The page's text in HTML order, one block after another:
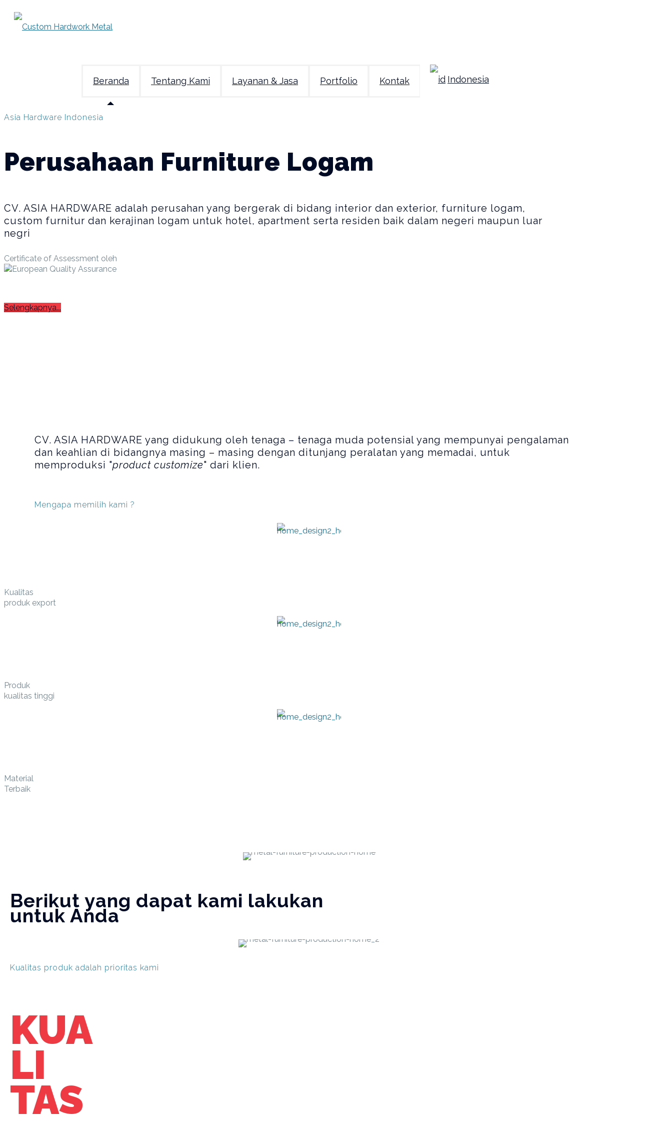
Beranda Tentang Kami Layanan & Jasa Portfolio Kontak Indonesia
Asia Hardware Indonesia
Perusahaan Furniture Logam
CV. ASIA HARDWARE adalah perusahan yang bergerak di bidang interior dan exterior, furniture logam,
custom furnitur dan kerajinan logam untuk hotel, apartment serta residen baik dalam negeri maupun luar
negri
Certificate of Assessment oleh
Selengkapnya...
CV. ASIA HARDWARE yang didukung oleh tenaga – tenaga muda potensial yang mempunyai pengalaman
dan keahlian di bidangnya masing – masing dengan ditunjang peralatan yang memadai, untuk
memproduksi "product customize" dari klien.
Mengapa memilih kami ?
Kualitas
produk export
Produk
kualitas tinggi
Material
Terbaik
Metal Art
Berikut yang dapat kami lakukan
untuk Anda
Custom Metal
Kualitas produk adalah prioritas kami
KUA
LI
TAS